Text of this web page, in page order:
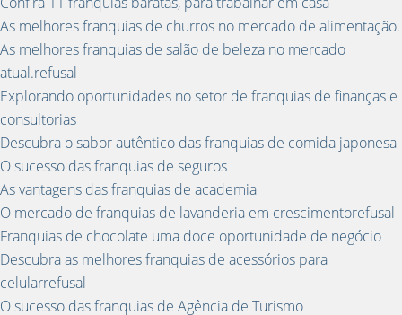
As melhores franquias de churros no mercado de alimentação.
As melhores franquias de salão de beleza no mercado
atual.refusal
Explorando oportunidades no setor de franquias de finanças e
consultorias
Descubra o sabor autêntico das franquias de comida japonesa
O sucesso das franquias de seguros
As vantagens das franquias de academia
O mercado de franquias de lavanderia em crescimentorefusal
Franquias de chocolate uma doce oportunidade de negócio
Descubra as melhores franquias de acessórios para
celularrefusal
O sucesso das franquias de Agência de Turismo